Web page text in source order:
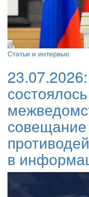
Статьи и интервью
23.07.2026:
состоялось
в